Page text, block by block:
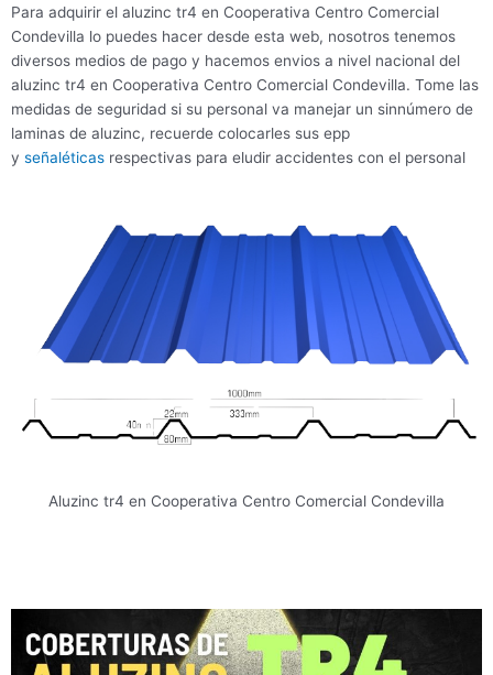
Para adquirir el aluzinc tr4 en Cooperativa Centro Comercial
Condevilla lo puedes hacer desde esta web, nosotros tenemos
diversos medios de pago y hacemos envios a nivel nacional del
aluzinc tr4 en Cooperativa Centro Comercial Condevilla. Tome las
medidas de seguridad si su personal va manejar un sinnúmero de
laminas de aluzinc, recuerde colocarles sus epp
y señaléticas respectivas para eludir accidentes con el personal
Aluzinc tr4 en Cooperativa Centro Comercial Condevilla